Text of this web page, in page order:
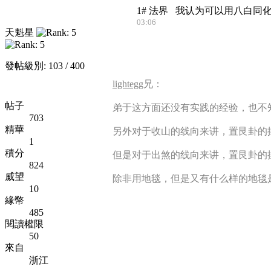
天魁星
發帖級別: 103 / 400
帖子
703
精華
1
積分
824
威望
10
緣幣
485
閱讀權限
50
來自
浙江
1# 法界 我认为可以用八白同
03:06
lightegg 兄：
弟于这方面还没有实践的经验，也不
另外对于收山的线向来讲， 置艮卦的
但是对于出煞的线向来讲， 置艮卦的
除非用地毯，但是又有什么样的地毯